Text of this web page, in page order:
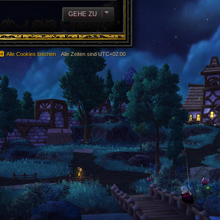
GEHE ZU
Alle Zeiten sindUTC+02:00
Alle Cookies löschen